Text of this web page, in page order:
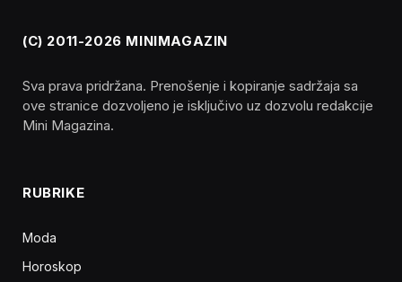
(C) 2011-2026 MINIMAGAZIN
Sva prava pridržana. Prenošenje i kopiranje sadržaja sa
ove stranice dozvoljeno je isključivo uz dozvolu redakcije
Mini Magazina.
RUBRIKE
Moda
Horoskop